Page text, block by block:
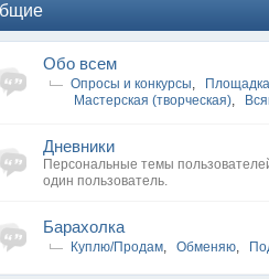
Обо всем
Опросы и конкурсы,
Мастерская (творческая),
Дневники
Персональные темы
один пользователь.
Барахолка
Куплю/Продам, Обменяю,